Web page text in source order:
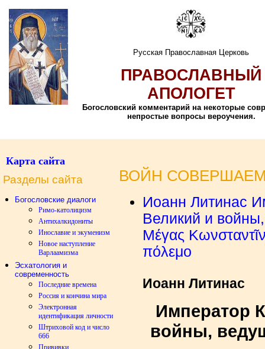
Русская Православная Церковь
ПРАВОСЛАВНЫЙ
АПОЛОГЕТ
Богословский комментарий на некоторые
непростые вопросы вероучения.
Карта сайта
Разделы сайта
Богословские диалоги
Римо-католицизм
Антихалкидониты
Инославие и экуменизм
Новое наступление
Варлаамизма
Эсхатология и
современность
Последние времена
Россия и кончина мира
Электронная
идентификация личности
Штриховой код и число
666
Прививки
ВОЙН
Иоанн Литинас
Великий и
Μέγας
πόλεμο
Иоанн Литинас
Император
войны,